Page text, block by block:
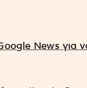
News για